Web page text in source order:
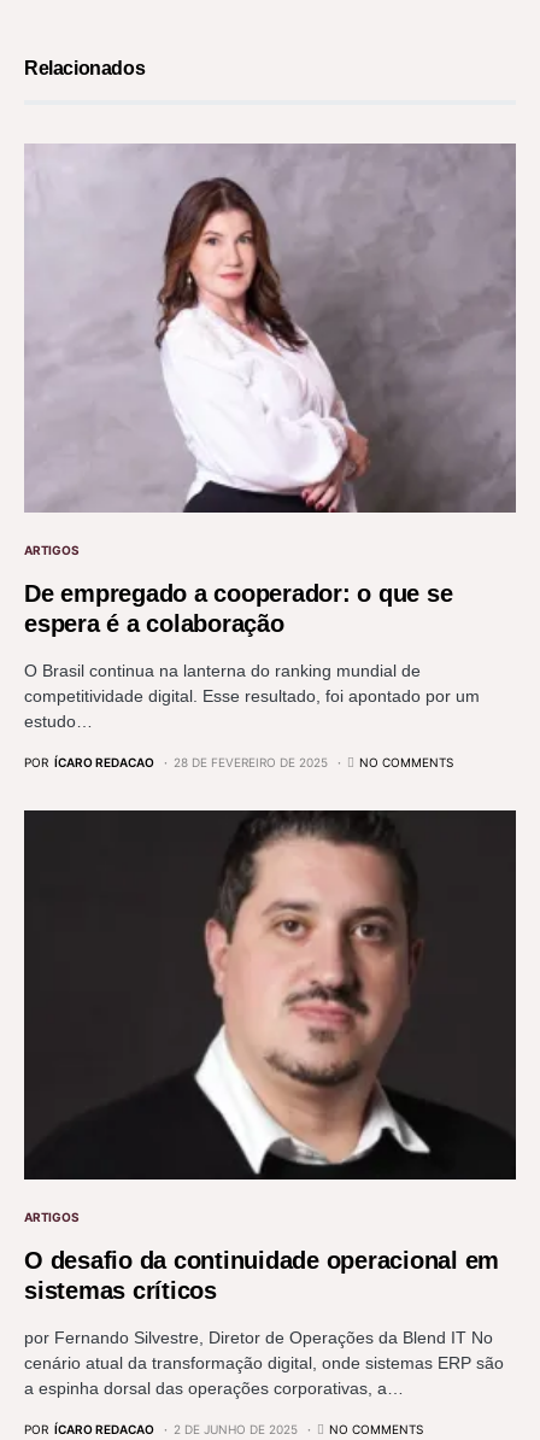
Relacionados
ARTIGOS
De empregado a cooperador: o que se
espera é a colaboração
O Brasil continua na lanterna do ranking mundial de
competitividade digital. Esse resultado, foi apontado por um
estudo…
POR ÍCARO REDACAO 28 DE FEVEREIRO DE 2025 NO COMMENTS
ARTIGOS
O desafio da continuidade operacional em
sistemas críticos
por Fernando Silvestre, Diretor de Operações da Blend IT No
cenário atual da transformação digital, onde sistemas ERP são
a espinha dorsal das operações corporativas, a…
POR ÍCARO REDACAO 2 DE JUNHO DE 2025 NO COMMENTS